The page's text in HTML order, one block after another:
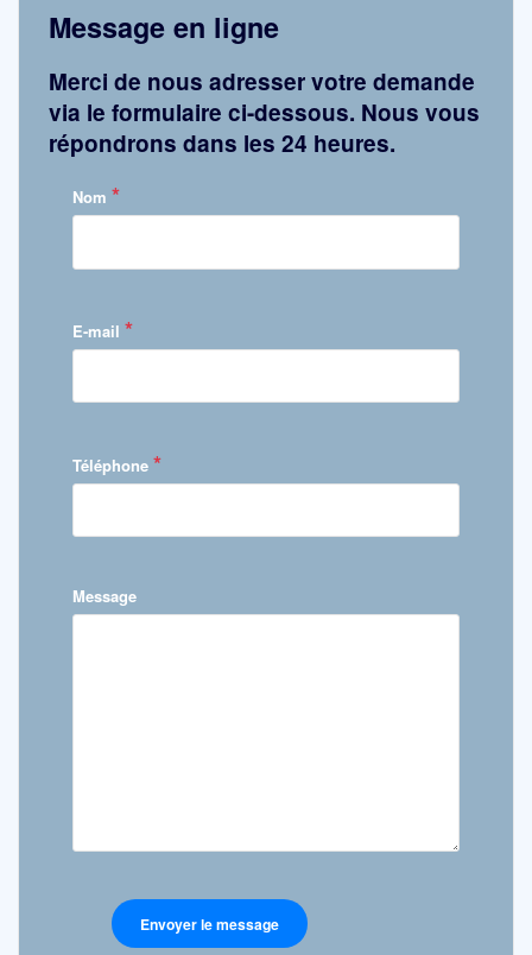
Message en ligne
Merci de nous adresser votre demande
via le formulaire ci-dessous. Nous vous
répondrons dans les 24 heures.
Nom *
E-mail *
Téléphone *
Message